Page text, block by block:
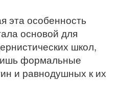
эта особенность
основой для
школ,
формальные
и равнодушных к их